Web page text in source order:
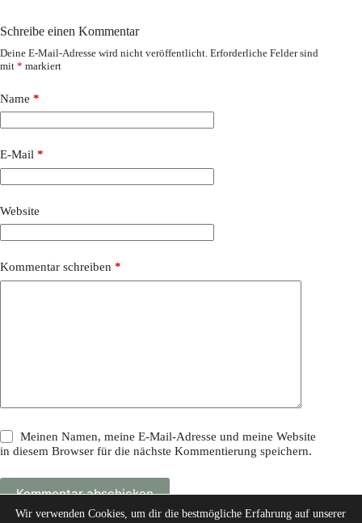
Schreibe einen Kommentar
Deine E-Mail-Adresse wird nicht veröffentlicht. Erforderliche Felder sind
mit * markiert
Name *
E-Mail *
Website
Kommentar schreiben *
Meinen Namen, meine E-Mail-Adresse und meine Website
in diesem Browser für die nächste Kommentierung speichern.
Kommentar abschicken
Wir verwenden Cookies, um dir die bestmögliche Erfahrung auf unserer